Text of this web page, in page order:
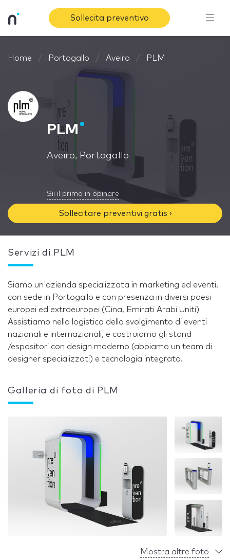
Sollecita preventivo
Home Portogallo Aveiro PLM
PLM
Aveiro, Portogallo
Sii il primo in opinare
Sollecitare preventivi gratis ›
Servizi di PLM
Siamo un'azienda specializzata in marketing ed eventi,
con sede in Portogallo e con presenza in diversi paesi
europei ed extraeuropei (Cina, Emirati Arabi Uniti).
Assistiamo nella logistica dello svolgimento di eventi
nazionali e internazionali, e costruiamo gli stand
/espositori con design moderno (abbiamo un team di
designer specializzati) e tecnologia integrata.
Galleria di foto di PLM
Mostra altre foto